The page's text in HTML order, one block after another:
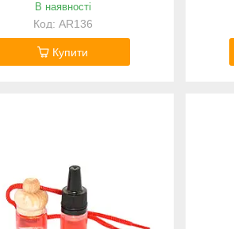
В наявності
AR136
Купити